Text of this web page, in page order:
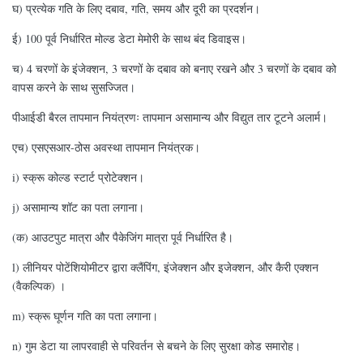
घ) प्रत्येक गति के लिए दबाव, गति, समय और दूरी का प्रदर्शन।
ई) 100 पूर्व निर्धारित मोल्ड डेटा मेमोरी के साथ बंद डिवाइस।
च) 4 चरणों के इंजेक्शन, 3 चरणों के दबाव को बनाए रखने और 3 चरणों के दबाव को
वापस करने के साथ सुसज्जित।
पीआईडी बैरल तापमान नियंत्रणः तापमान असामान्य और विद्युत तार टूटने अलार्म।
एच) एसएसआर-ठोस अवस्था तापमान नियंत्रक।
i) स्क्रू कोल्ड स्टार्ट प्रोटेक्शन।
j) असामान्य शॉट का पता लगाना।
(क) आउटपुट मात्रा और पैकेजिंग मात्रा पूर्व निर्धारित है।
l) लीनियर पोटेंशियोमीटर द्वारा क्लैंपिंग, इंजेक्शन और इजेक्शन, और कैरी एक्शन
(वैकल्पिक) ।
m) स्क्रू घूर्णन गति का पता लगाना।
n) गुम डेटा या लापरवाही से परिवर्तन से बचने के लिए सुरक्षा कोड समारोह।